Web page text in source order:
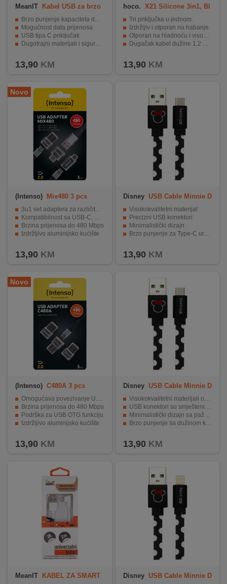
MeanIT
Kabel USB za brzo
Brzo punjenje kapaciteta do 5A
Mogućnost data prijenosa
USB tipa C priključak
Dugotrajni materijali i sigurnosni mehanizmi
13,90 KM
hoco. X21 Silicone 3in1, Bl
Tri priključka u jednom.
Izdržljiv i otporan na habanje.
Otporan na hladnoću i visoku temperaturu.
Dugačak kabel dužine 1.2 metra.
13,90 KM
Novo
(Intenso) Mix480 3 pcs
3u1 set adaptera za različite USB standarde
Kompatibilnost sa USB-C, USB-A i microUSB uređajima
Brzina prijenosa do 480 Mbps
Izdržljivo aluminijsko kućište
13,90 KM
Disney
USB Cable Minnie D
Visokokvalitetni materijal
Precizni USB konektori
Minimalistički dizajn
Brzo punjenje za Type-C uređaje
13,90 KM
Novo
(Intenso) C480A 3 pcs
Omogućava povezivanje USB-C uređaja na USB-A portove
Brzina prijenosa do 480 Mbps
Podrška za USB OTG funkciju
Izdržljivo aluminijsko kućište
13,90 KM
Disney
USB Cable Minnie D
Visokokvalitetni materijali osiguravaju trajnost
USB konektori su smješteni u čvrsta kućišta
Minimalistički dizajn sa pažnjom na detalje
Brzo punjenje sa dužinom kabla od 1 metra
13,90 KM
MeanIT KABEL ZA SMART
Disney
USB Cable Minnie D